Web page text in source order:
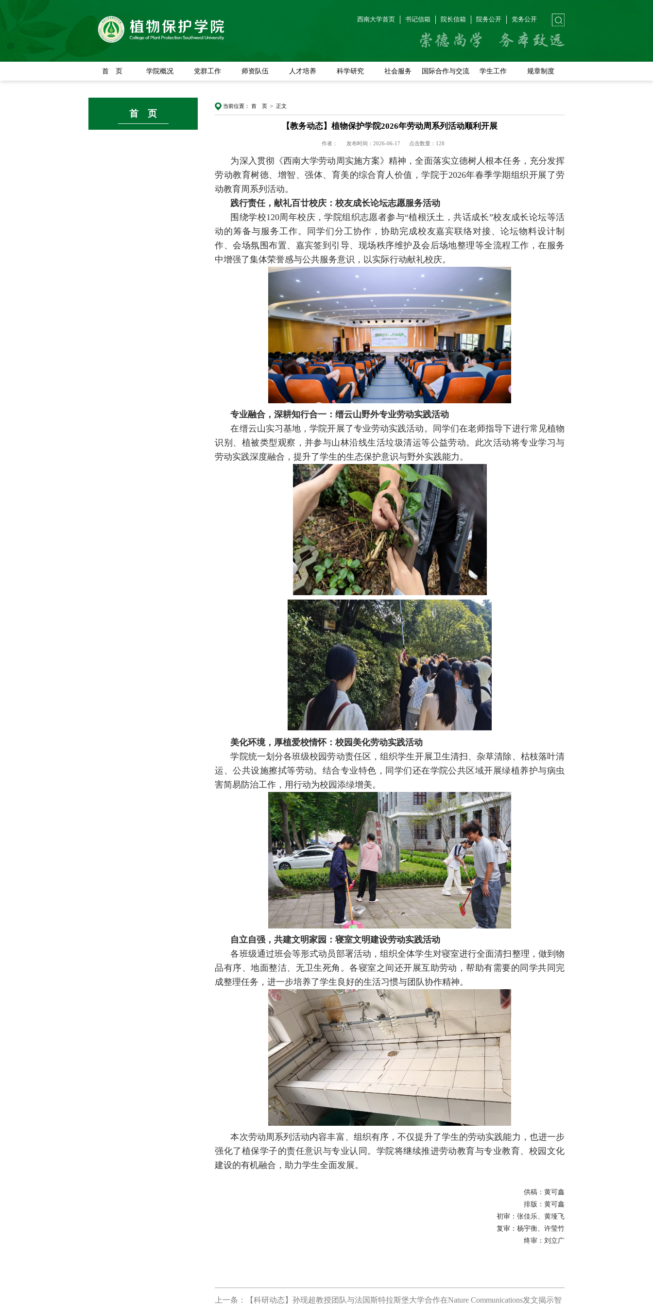
西南大学首页 书记信箱 院长信箱 院务公开 党务公开
首 页 学院概况 党群工作 师资队伍 人才培养 科学研究 社会服务 国际合作与交流 学生工作 规章制度
首 页
当前位置： 首 页> 正文
【教务动态】植物保护学院2026年劳动周系列活动顺利开展
作者： 发布时间：2026-06-17 点击数量： 128
为深入贯彻《西南大学劳动周实施方案》精神，全面落实立德树人根本任务，充分发挥
劳动教育树德、增智、强体、育美的综合育人价值，学院于2026年春季学期组织开展了劳
动教育周系列活动。
践行责任，献礼百廿校庆：校友成长论坛志愿服务活动
围绕学校120周年校庆，学院组织志愿者参与“植根沃土，共话成长”校友成长论坛等活
动的筹备与服务工作。同学们分工协作，协助完成校友嘉宾联络对接、论坛物料设计制
作、会场氛围布置、嘉宾签到引导、现场秩序维护及会后场地整理等全流程工作，在服务
中增强了集体荣誉感与公共服务意识，以实际行动献礼校庆。
专业融合，深耕知行合一 ：缙云山野外专业劳动实践活动
在缙云山实习基地，学院开展了专业劳动实践活动。同学们在老师指导下进行常见植物
识别、植被类型观察，并参与山林沿线生活垃圾清运等公益劳动。此次活动将专业学习与
劳动实践深度融合，提升了学生的生态保护意识与野外实践能力。
美化环境，厚植爱校情怀：校园美化劳动实践活动
学院统一划分各班级校园劳动责任区，组织学生开展卫生清扫、杂草清除、枯枝落叶清
运、公共设施擦拭等劳动。结合专业特色，同学们还在学院公共区域开展绿植养护与病虫
害简易防治工作，用行动为校园添绿增美。
自立自强，共建文明家园 ：寝室文明建设劳动实践活动
各班级通过班会等形式动员部署活动，组织全体学生对寝室进行全面清扫整理，做到物
品有序、地面整洁、无卫生死角。各寝室之间还开展互助劳动，帮助有需要的同学共同完
成整理任务，进一步培养了学生良好的生活习惯与团队协作精神。
本次劳动周系列活动内容丰富、组织有序，不仅提升了学生的劳动实践能力，也进一步
强化了植保学子的责任意识与专业认同。学院将继续推进劳动教育与专业教育、校园文化
建设的有机融合，助力学生全面发展。
供稿：黄可鑫
排版：黄可鑫
初审：张佳乐、黄垭飞
复审：杨宇衡、许莹竹
终审：刘立广
上一条：【科研动态】孙现超教授团队与法国斯特拉斯堡大学合作在Nature Communications发文揭示智